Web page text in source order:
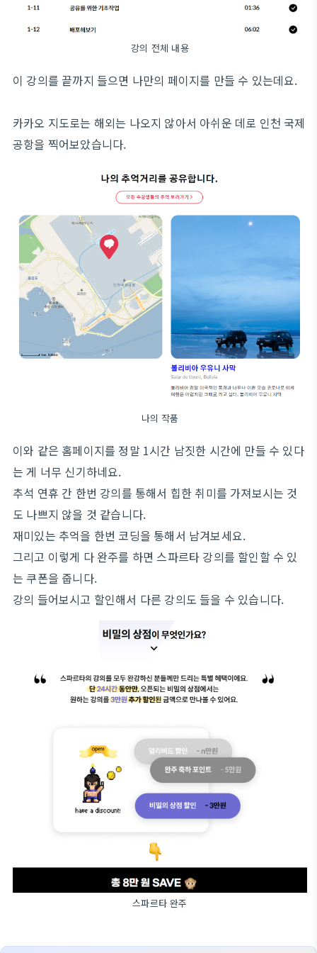
강의 전체 내용
이 강의를 끝까지 들으면 나만의 페이지를 만들 수 있는데요.
카카오 지도로는 해외는 나오지 않아서 아쉬운 데로 인천 국제
공항을 찍어보았습니다.
나의 작품
이와 같은 홈페이지를 정말 1시간 남짓한 시간에 만들 수 있다
는 게 너무 신기하네요.
추석 연휴 간 한번 강의를 통해서 힙한 취미를 가져보시는 것
도 나쁘지 않을 것 같습니다.
재미있는 추억을 한번 코딩을 통해서 남겨보세요.
그리고 이렇게 다 완주를 하면 스파르타 강의를 할인할 수 있
는 쿠폰을 줍니다.
강의 들어보시고 할인해서 다른 강의도 들을 수 있습니다.
스파르타 완주